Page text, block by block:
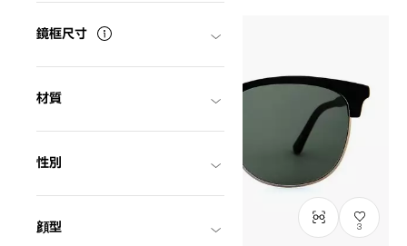
鏡框尺寸
材質
性別
顔型 3